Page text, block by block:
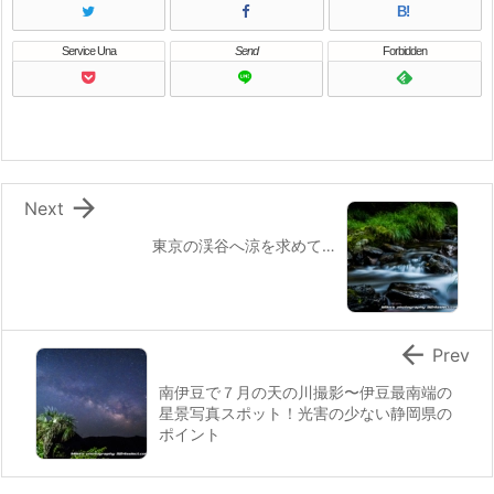
B!
Service Una Send Forbidden
東京の渓谷へ涼を求めて…

Next
南伊豆で７月の天の川撮影〜伊豆最南端の
星景写真スポット！光害の少ない静岡県の
ポイント
 Prev